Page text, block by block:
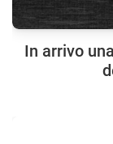
In arrivo